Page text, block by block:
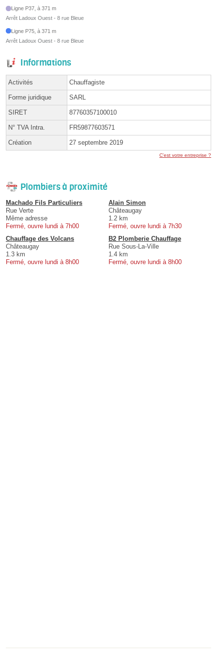
Ligne P37, à 371 m
Arrêt Ladoux Ouest - 8 rue Bleue
Ligne P75, à 371 m
Arrêt Ladoux Ouest - 8 rue Bleue
Informations
Activités Chauffagiste
Forme juridique SARL
SIRET 87760357100010
N° TVA Intra. FR59877603571
Création 27 septembre 2019
C'est votre entreprise ?
Plombiers à proximité
Machado Fils Particuliers
Rue Verte
Même adresse
Fermé, ouvre lundi à 7h00
Alain Simon
Châteaugay
1.2 km
Fermé, ouvre lundi à 7h30
Chauffage des Volcans
Châteaugay
1.3 km
Fermé, ouvre lundi à 8h00
B2 Plomberie Chauffage
Rue Sous-La-Ville
1.4 km
Fermé, ouvre lundi à 8h00